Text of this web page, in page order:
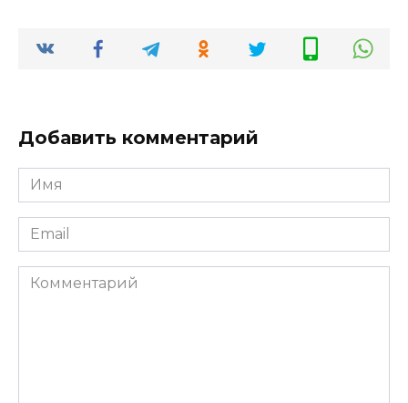
Добавить комментарий
Имя
*
Email
*
Комментарий